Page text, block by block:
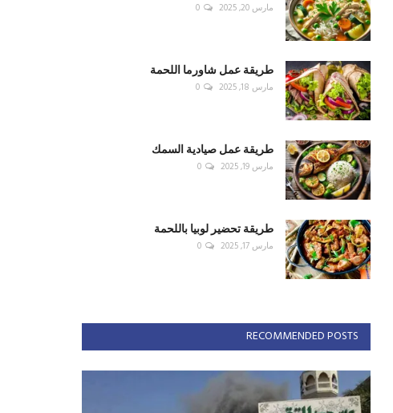
مارس 20, 2025 0
طريقة عمل شاورما اللحمة
مارس 18, 2025 0
طريقة عمل صيادية السمك
مارس 19, 2025 0
طريقة تحضير لوبيا باللحمة
مارس 17, 2025 0
RECOMMENDED POSTS